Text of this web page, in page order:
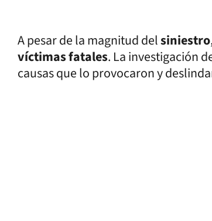
A pesar de la magnitud delsiniestro
víctimas fatales. La investigación
causas que lo provocaron y